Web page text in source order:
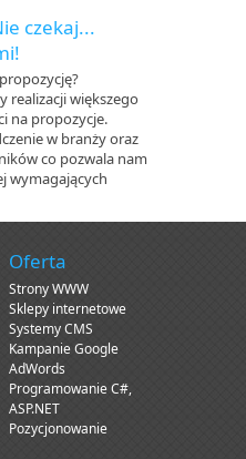
czekaj...
realizacji większego
na propozycje.
w branży oraz
co pozwala nam
wymagających
Oferta
Strony WWW
Sklepy internetowe
Systemy CMS
Kampanie Google
AdWords
Programowanie C#,
ASP.NET
Pozycjonowanie